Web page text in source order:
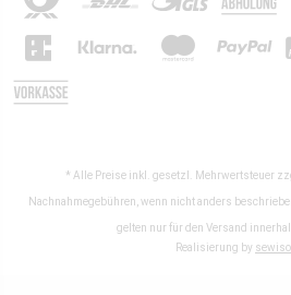
* Alle Preise inkl. gesetzl. Mehrwertsteuer
Nachnahmegebühren, wenn nicht anders
gelten nur für den Versand
Realisierung by